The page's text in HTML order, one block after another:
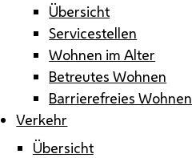
Übersicht
Servicestellen
Wohnen im Alter
Betreutes Wohnen
Barrierefreies Wohnen
Verkehr
Übersicht